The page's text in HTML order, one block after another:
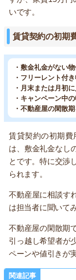
いです。
賃貸契約の初期
・敷金礼金がない
・フリーレント付
・月末または月初
・キャンペーン中
・不動産屋の閑散
賃貸契約の初期費
は、敷金礼金なし
とです。特に交渉
られます。
不動産屋に相談す
は担当者に聞いて
不動産屋の閑散期
引っ越し希望者が
ペーンや値引きが
関連記事